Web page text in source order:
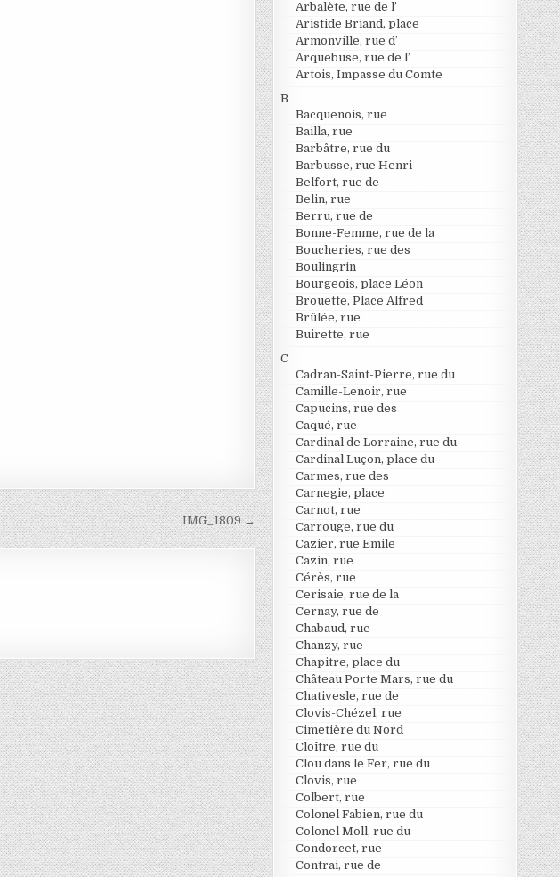
IMG_1809 →
Arbalète, rue de l’
Aristide Briand, place
Armonville, rue d’
Arquebuse, rue de l’
Artois, Impasse du Comte
B
Bacquenois, rue
Bailla, rue
Barbâtre, rue du
Barbusse, rue Henri
Belfort, rue de
Belin, rue
Berru, rue de
Bonne-Femme, rue de la
Boucheries, rue des
Boulingrin
Bourgeois, place Léon
Brouette, Place Alfred
Brûlée, rue
Buirette, rue
C
Cadran-Saint-Pierre, rue du
Camille-Lenoir, rue
Capucins, rue des
Caqué, rue
Cardinal de Lorraine, rue du
Cardinal Luçon, place du
Carmes, rue des
Carnegie, place
Carnot, rue
Carrouge, rue du
Cazier, rue Emile
Cazin, rue
Cérès, rue
Cerisaie, rue de la
Cernay, rue de
Chabaud, rue
Chanzy, rue
Chapitre, place du
Château Porte Mars, rue du
Chativesle, rue de
Clovis-Chézel, rue
Cimetière du Nord
Cloître, rue du
Clou dans le Fer, rue du
Clovis, rue
Colbert, rue
Colonel Fabien, rue du
Colonel Moll, rue du
Condorcet, rue
Contrai, rue de